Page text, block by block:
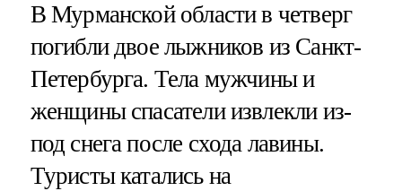
В Мурманской области в четверг
погибли двое лыжников из Санкт-
Петербурга. Тела мужчины и
женщины спасатели извлекли из-
под снега после схода лавины.
Туристы катались на